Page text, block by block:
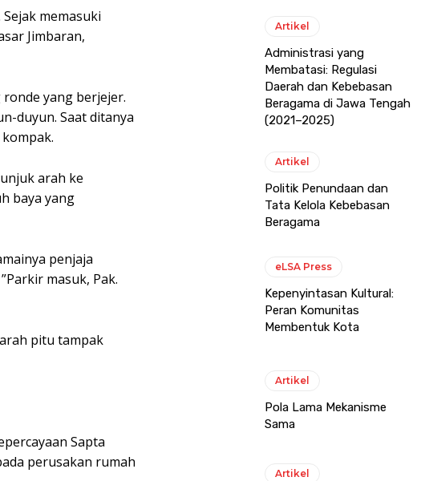
memasuki
Jimbaran,
yang berjejer.
duyun. Saat ditanya
arah ke
baya yang
penjaja
masuk, Pak.
pitu tampak
Sapta
perusakan rumah
Artikel
Administrasi yang
Membatasi: Regulasi
Daerah dan Kebebasan
Beragama di Jawa Tengah
(2021–2025)
Artikel
Politik Penundaan dan
Tata Kelola Kebebasan
Beragama
eLSA Press
Kepenyintasan Kultural:
Peran Komunitas
Membentuk Kota
Artikel
Pola Lama Mekanisme
Sama
Artikel